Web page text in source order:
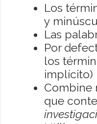
Los
y
Las
Por
los
implícito)
Combine
que